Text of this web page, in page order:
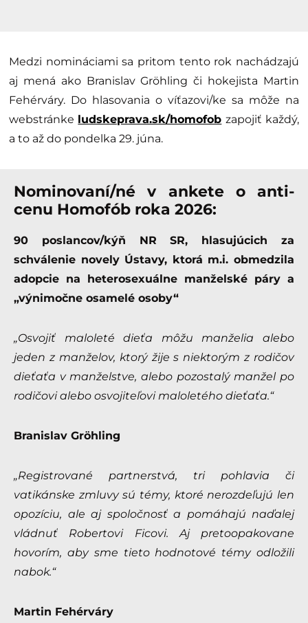
Medzi nomináciami sa pritom tento rok nachádzajú
aj mená ako Branislav Gröhling či hokejista Martin
Fehérváry. Do hlasovania o víťazovi/ke sa môže na
webstránke ludskeprava.sk/homofob zapojiť každý,
a to až do pondelka 29. júna.
Nominovaní/né v ankete o anti-
cenu Homofób roka 2026:
90 poslancov/kýň NR SR, hlasujúcich za
schválenie novely Ústavy, ktorá m.i. obmedzila
adopcie na heterosexuálne manželské páry a
„výnimočne osamelé osoby“
„Osvojiť maloleté dieťa môžu manželia alebo
jeden z manželov, ktorý žije s niektorým z rodičov
dieťaťa v manželstve, alebo pozostalý manžel po
rodičovi alebo osvojiteľovimaloletého dieťaťa.“
Branislav Gröhling
„Registrované partnerstvá, tri pohlavia či
vatikánske zmluvy sú témy, ktoré nerozdeľujú len
opozíciu, ale aj spoločnosť a pomáhajú naďalej
vládnuť Robertovi Ficovi. Aj pretoopakovane
hovorím, aby sme tieto hodnotové témy odložili
nabok.“
Martin Fehérváry